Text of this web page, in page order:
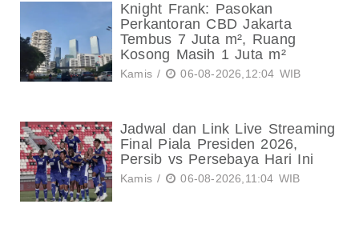
Knight Frank: Pasokan
Perkantoran CBD Jakarta
Tembus 7 Juta m², Ruang
Kosong Masih 1 Juta m²
Kamis / 06-08-2026,12:04 WIB
Jadwal dan Link Live Streaming
Final Piala Presiden 2026,
Persib vs Persebaya Hari Ini
Kamis / 06-08-2026,11:04 WIB